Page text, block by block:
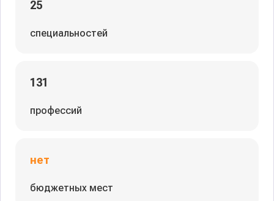
25
специальностей
131
профессий
нет
бюджетных мест